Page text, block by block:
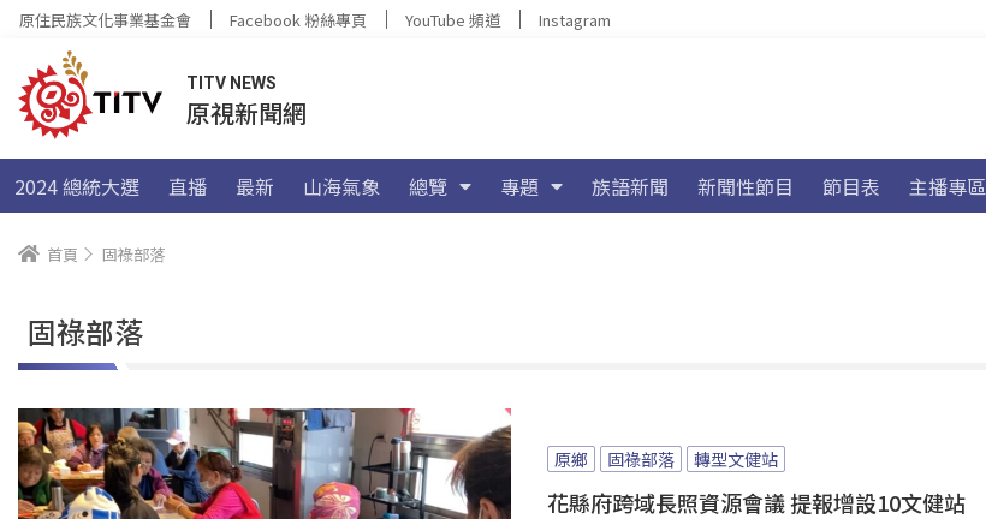
原住民族文化事業基金會 Facebook 粉絲專頁 YouTube 頻道 Instagram
TITV NEWS
原視新聞網
2024 總統大選 直播 最新 山海氣象 總覽 專題 族語新聞 新聞性節目 節目表 主播專區
首頁 固祿部落
固祿部落
原鄉 固祿部落 轉型文健站
花縣府跨域長照資源會議 提報增設10文健站